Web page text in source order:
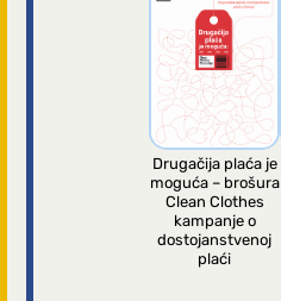
Drugačija plaća je
moguća – brošura
Clean Clothes
kampanje o
dostojanstvenoj
plaći